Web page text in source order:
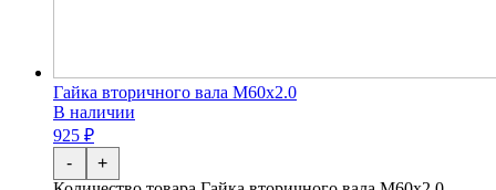
Гайка вторичного вала М60х2.0
В наличии
925 ₽
-
+